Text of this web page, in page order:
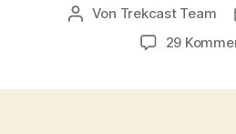
Beitragsautor
Von Trekcast Team
29